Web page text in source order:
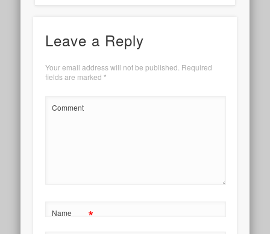
Leave a Reply
Your email address will not be published. Required
fields are marked *
Comment
Name *